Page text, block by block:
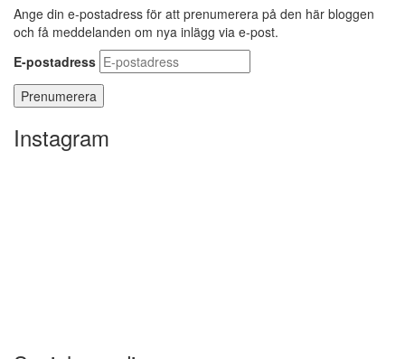
Ange din e-postadress för att prenumerera på den här bloggen
och få meddelanden om nya inlägg via e-post.
E-postadress
Instagram